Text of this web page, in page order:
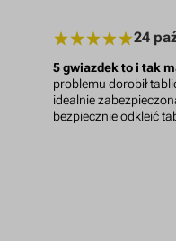
24
5 gwiazdek to i tak
problemu dorobił
idealnie
bezpiecznie odkleić